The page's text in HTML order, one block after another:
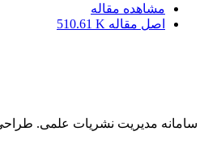
مشاهده مقاله
اصل مقاله 510.61 K
سامانه مدیریت نشریات علمی.